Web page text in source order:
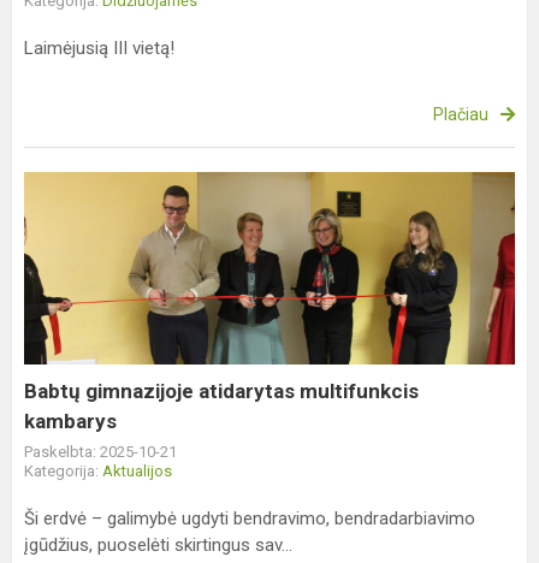
Laimėjusią III vietą!
Plačiau
gimnazijoje
atidarytas
multifunkcis
kambarys
Babtų gimnazijoje atidarytas multifunkcis
kambarys
Paskelbta: 2025-10-21
Kategorija: Aktualijos
Ši erdvė – galimybė ugdyti bendravimo, bendradarbiavimo
įgūdžius, puoselėti skirtingus sav...